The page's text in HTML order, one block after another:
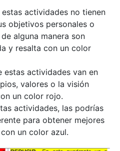
actividades no tienen
objetivos personales o
alguna manera son
y resalta con un color
estas actividades van en
valores o la visión
un color rojo.
actividades, las podrías
para obtener mejores
un color azul.